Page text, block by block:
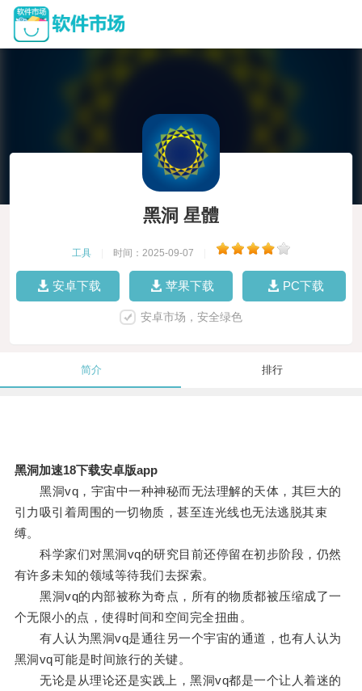
黑洞 星體
工具 时间：2025-09-07
安卓下载 苹果下载 PC下载
安卓市场，安全绿色
简介 排行
黑洞加速18下载安卓版app
黑洞vq，宇宙中一种神秘而无法理解的天体，其巨大的
引力吸引着周围的一切物质，甚至连光线也无法逃脱其束
缚。
科学家们对黑洞vq的研究目前还停留在初步阶段，仍然
有许多未知的领域等待我们去探索。
黑洞vq的内部被称为奇点，所有的物质都被压缩成了一
个无限小的点，使得时间和空间完全扭曲。
有人认为黑洞vq是通往另一个宇宙的通道，也有人认为
黑洞vq可能是时间旅行的关键。
无论是从理论还是实践上，黑洞vq都是一个让人着迷的